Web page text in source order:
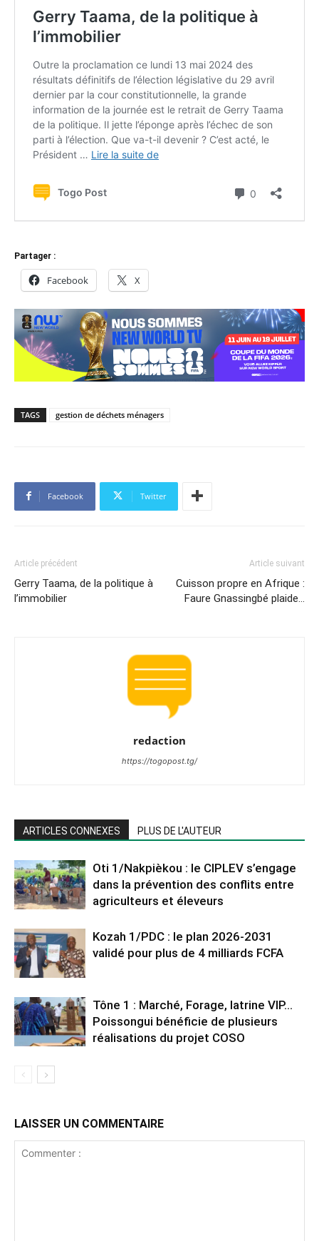
Partager :
Facebook X
TAGS gestion de déchets ménagers
Facebook Twitter
Article précédent
Gerry Taama, de la politique à
l’immobilier
Article suivant
Cuisson propre en Afrique :
Faure Gnassingbé plaide…
redaction
https://togopost.tg/
ARTICLES CONNEXES PLUS DE L'AUTEUR
Oti 1/Nakpièkou : le CIPLEV s’engage
dans la prévention des conflits entre
agriculteurs et éleveurs
Kozah 1/PDC : le plan 2026-2031
validé pour plus de 4 milliards FCFA
Tône 1 : Marché, Forage, latrine VIP…
Poissongui bénéficie de plusieurs
réalisations du projet COSO
LAISSER UN COMMENTAIRE